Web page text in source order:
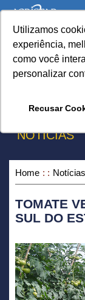
Utilizamos
experiência,
como você
personalizar
Recusar
to Content
NOTÍCIAS
Home Notícias
TOMATE
SUL DO